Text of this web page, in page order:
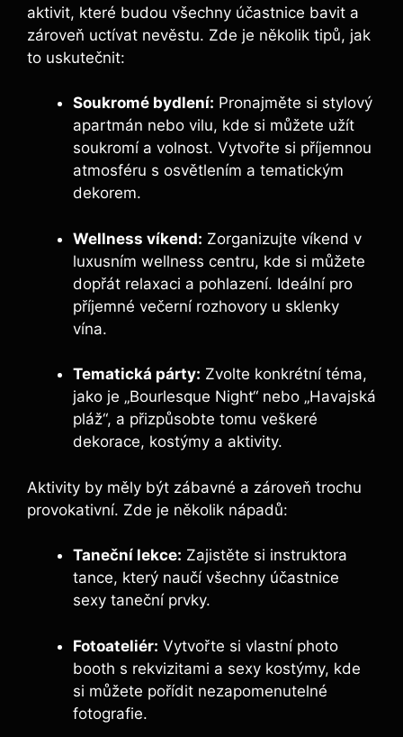
aktivit, které budou všechny účastnice bavit a
zároveň uctívat nevěstu. Zde je několik tipů, jak
to uskutečnit:
Soukromé bydlení: Pronajměte si stylový
apartmán nebo vilu, kde si můžete užít
soukromí a volnost. Vytvořte si příjemnou
atmosféru s osvětlením a tematickým
dekorem.
Wellness víkend: Zorganizujte víkend v
luxusním wellness centru, kde si můžete
dopřát relaxaci a pohlazení. Ideální pro
příjemné večerní rozhovory u sklenky
vína.
Tematická párty: Zvolte konkrétní téma,
jako je „Bourlesque Night“ nebo „Havajská
pláž“, a přizpůsobte tomu veškeré
dekorace, kostýmy a aktivity.
Aktivity by měly být zábavné a zároveň trochu
provokativní. Zde je několik nápadů:
Taneční lekce: Zajistěte si instruktora
tance, který naučí všechny účastnice
sexy taneční prvky.
Fotoateliér: Vytvořte si vlastní photo
booth s rekvizitami a sexy kostýmy, kde
si můžete pořídit nezapomenutelné
fotografie.